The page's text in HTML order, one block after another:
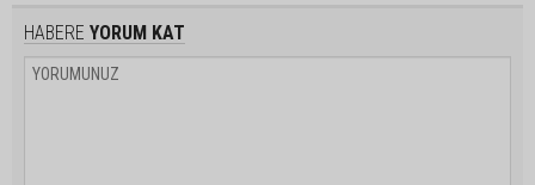
HABERE YORUM KAT